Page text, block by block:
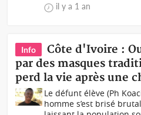
il y a 1 an
Info
Côte d'Ivoire :
par des masques
perd la vie après une
Le défunt élève (Ph
homme s’est brisé